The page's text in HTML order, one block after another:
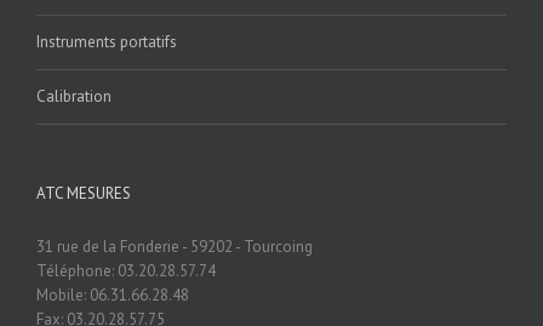
Instruments portatifs
Calibration
ATC MESURES
31 rue de la Fonderie - 59202 - Tourcoing
Téléphone: 03.20.28.57.74
Mobile: 06.31.66.28.48
Fax: 03.20.28.57.75